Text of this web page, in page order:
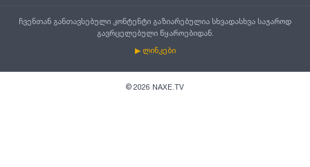
ჩვენთან განთავსებული კონტენტი გაზიარებულია სხვადასხვა საჯაროდ
გავრცელებული წყაროებიდან.
▶ ლინკები
© 2026 NAXE.TV